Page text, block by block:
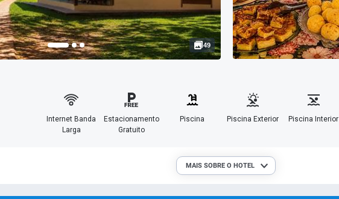
49
Internet Banda
Larga
Estacionamento
Gratuito
Piscina Piscina Exterior Piscina Interior
MAIS SOBRE O HOTEL